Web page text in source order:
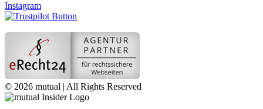
Instagram
© 2026 mutual | All Rights Reserved